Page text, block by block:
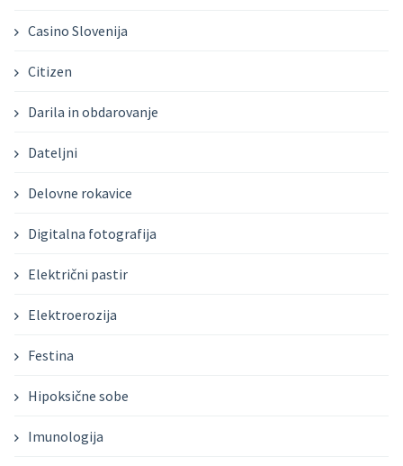
Casino Slovenija
Citizen
Darila in obdarovanje
Dateljni
Delovne rokavice
Digitalna fotografija
Električni pastir
Elektroerozija
Festina
Hipoksične sobe
Imunologija